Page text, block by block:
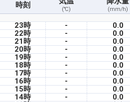
時刻 (℃) (mm/h)
23時
- 0.0
22時
- 0.0
21時
- 0.0
20時
- 0.0
19時
- 0.0
18時
- 0.0
17時
- 0.0
16時
- 0.0
15時
- 0.0
14時
- 0.0